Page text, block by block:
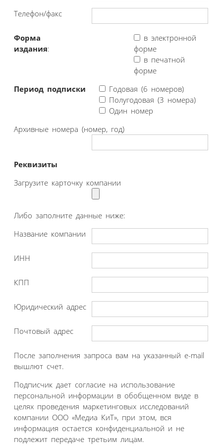
Телефон/факс
Форма
издания:
в электронной
форме
в печатной
форме
Период подписки
Годовая (6 номеров)
Полугодовая (3 номера)
Один номер
Архивные номера (номер, год)
Реквизиты
Загрузите карточку компании
Либо заполните данные ниже:
Название компании
ИНН
КПП
Юридический адрес
Почтовый адрес
После заполнения запроса вам на указанный e-mail
вышлют счет.
Подписчик дает согласие на использование
персональной информации в обобщенном виде в
целях проведения маркетинговых исследований
компании ООО «Медиа КиТ», при этом, вся
информация остается конфиденциальной и не
подлежит передаче третьим лицам.